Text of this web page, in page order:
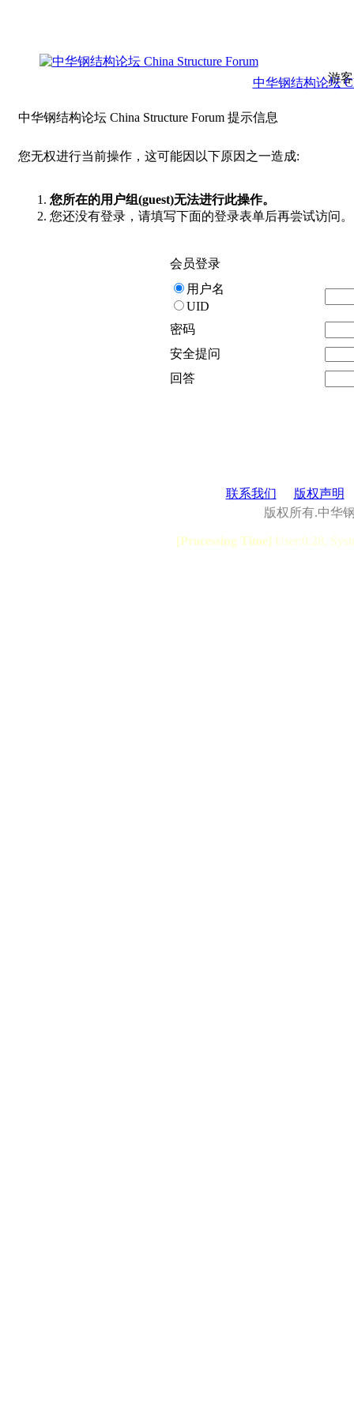
游
中华钢结构论坛
中华钢结构论坛 China Structure Forum 提示信息
您无权进行当前操作，这可能因以下原因之一造成:
您所在的用户组(guest)无法进行此操作。
您还没有登录，请填写下面的登录表单后再尝试访问。
会员登录
用户名
UID
密码
安全提问
回答
联系我们
版权声明
版权所有.中华
[Processing Time] User:0.28,